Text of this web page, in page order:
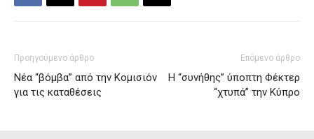
Προηγούμενο άρθρο
Νέα “βόμβα” από την Κομισιόν
για τις καταθέσεις
Επόμενο άρθρο
H “συνήθης” ύποπτη Φέκτερ
“χτυπά” την Κύπρο